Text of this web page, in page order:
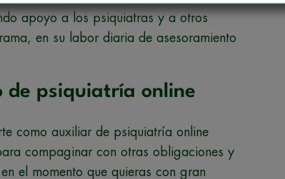
apoyo a los psiquiatras y a otros
en su labor diaria de asesoramiento
de psiquiatría online
como auxiliar de psiquiatría online
compaginar con otras obligaciones y
el momento que quieras con gran